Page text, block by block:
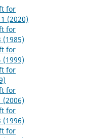
for
(2020)
for
for
for
for
for
for